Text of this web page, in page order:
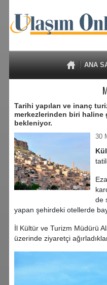
ANA
Tarihi yapıları ve inanç
merkezlerinden biri
bekleniyor.
30
de
yapan şehirdeki otellerde
İl Kültür ve Turizm Müdürü
üzerinde ziyaretçi